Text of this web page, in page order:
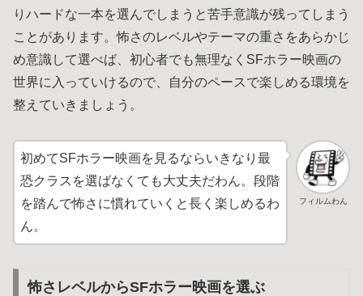
りハードな一本を選んでしまうと苦手意識が残ってしまう
ことがあります。怖さのレベルやテーマの重さをあらかじ
め意識して選べば、初心者でも無理なくSFホラー映画の
世界に入っていけるので、自分のペースで楽しめる環境を
整えていきましょう。
フィルムわん
初めてSFホラー映画を見るならいきなり最
恐クラスを選ばなくても大丈夫だわん。段階
を踏んで怖さに慣れていくと長く楽しめるわ
ん。
怖さレベルからSFホラー映画を選ぶ